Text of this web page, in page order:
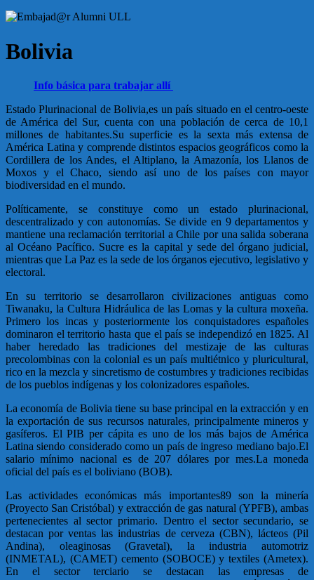
Bolivia
Info básica para trabajar allí
Estado Plurinacional de Bolivia,es un país situado en el centro-oeste
de América del Sur, cuenta con una población de cerca de 10,1
millones de habitantes.Su superficie es la sexta más extensa de
América Latina y comprende distintos espacios geográficos como la
Cordillera de los Andes, el Altiplano, la Amazonía, los Llanos de
Moxos y el Chaco, siendo así uno de los países con mayor
biodiversidad en el mundo.
Políticamente, se constituye como un estado plurinacional,
descentralizado y con autonomías. Se divide en 9 departamentos y
mantiene una reclamación territorial a Chile por una salida soberana
al Océano Pacífico. Sucre es la capital y sede del órgano judicial,
mientras que La Paz es la sede de los órganos ejecutivo, legislativo y
electoral.
En su territorio se desarrollaron civilizaciones antiguas como
Tiwanaku, la Cultura Hidráulica de las Lomas y la cultura moxeña.
Primero los incas y posteriormente los conquistadores españoles
dominaron el territorio hasta que el país se independizó en 1825. Al
haber heredado las tradiciones del mestizaje de las culturas
precolombinas con la colonial es un país multiétnico y pluricultural,
rico en la mezcla y sincretismo de costumbres y tradiciones recibidas
de los pueblos indígenas y los colonizadores españoles.
La economía de Bolivia tiene su base principal en la extracción y en
la exportación de sus recursos naturales, principalmente mineros y
gasíferos. El PIB per cápita es uno de los más bajos de América
Latina siendo considerado como un país de ingreso mediano bajo.El
salario mínimo nacional es de 207 dólares por mes.La moneda
oficial del país es el boliviano (BOB).
Las actividades económicas más importantes89 son la minería
(Proyecto San Cristóbal) y extracción de gas natural (YPFB), ambas
pertenecientes al sector primario. Dentro el sector secundario, se
destacan por ventas las industrias de cerveza (CBN), lácteos (Pil
Andina), oleaginosas (Gravetal), la industria automotriz
(INMETAL), (CAMET) cemento (SOBOCE) y textiles (Ametex).
En el sector terciario se destacan las empresas de